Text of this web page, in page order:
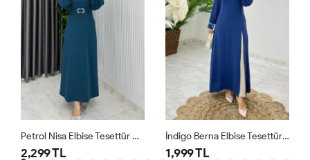
Petrol Nisa Elbise Tesettür Giyim
2,299 TL
İndigo Berna Elbise Tesettür Giyim
1,999 TL